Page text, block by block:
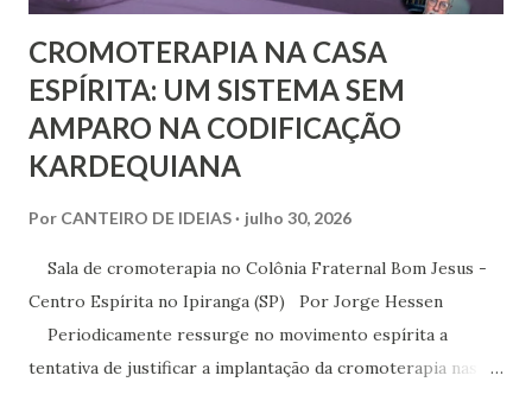
CROMOTERAPIA NA CASA
ESPÍRITA: UM SISTEMA SEM
AMPARO NA CODIFICAÇÃO
KARDEQUIANA
Por CANTEIRO DE IDEIAS julho 30, 2026
Sala de cromoterapia no Colônia Fraternal Bom Jesus -
Centro Espírita no Ipiranga (SP) Por Jorge Hessen
Periodicamente ressurge no movimento espírita a
tentativa de justificar a implantação da cromoterapia nas